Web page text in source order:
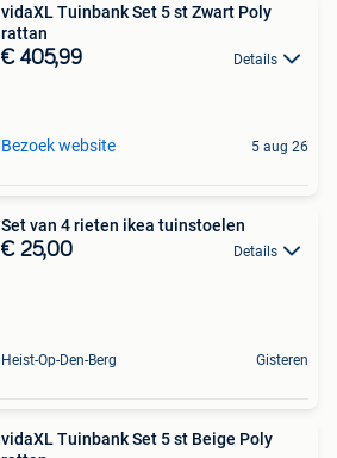
vidaXL Tuinbank Set 5 st Zwart Poly
rattan
€ 405,99 Details
Bezoek website 5 aug 26
Set van 4 rieten ikea tuinstoelen
€ 25,00 Details
Heist-Op-Den-Berg Gisteren
vidaXL Tuinbank Set 5 st Beige Poly